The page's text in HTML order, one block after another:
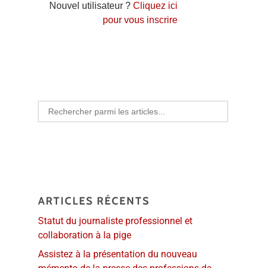
Nouvel utilisateur ?Cliquez ici
pour vous inscrire
Search
for:
ARTICLES RÉCENTS
Statut du journaliste professionnel et
collaboration à la pige
Assistez à la présentation du nouveau